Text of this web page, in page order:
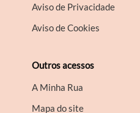
Aviso de Privacidade
Aviso de Cookies
Outros acessos
A Minha Rua
Mapa do site